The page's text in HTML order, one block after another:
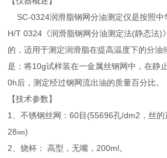
SC-0324润滑脂钢网分油测定仪是按照中
H/T 0324《润滑脂钢网分油测定法(静态法)
的，适用于测定润滑脂在提高温度下的分油
是：将10g试样装在一金属丝钢网中，在
0h后，测定经过钢网流出油的质量百分比。
【技术参数】
1、不锈钢丝网：60目(55696孔/dm2，丝的
28㎜)
2、烧杯： 高型，无嘴，200ml。